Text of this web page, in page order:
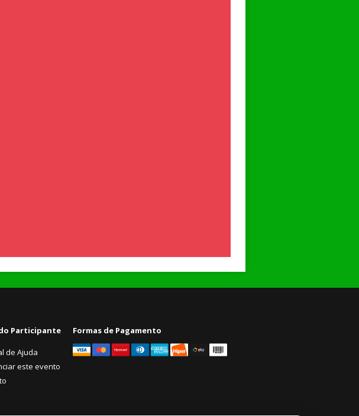
Participante
de Ajuda
este evento
Formas de Pagamento